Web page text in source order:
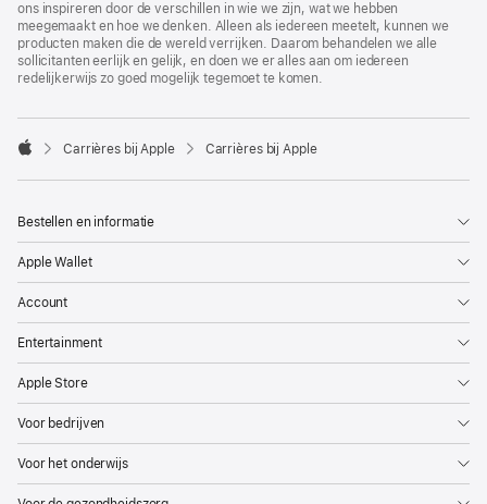
ons inspireren door de verschillen in wie we zijn, wat we hebben
meegemaakt en hoe we denken. Alleen als iedereen meetelt, kunnen we
producten maken die de wereld verrijken. Daarom behandelen we alle
sollicitanten eerlijk en gelijk, en doen we er alles aan om iedereen
redelijkerwijs zo goed mogelijk tegemoet te komen.

Carrières bij Apple Carrières bij Apple
Bestellen en informatie
Apple Wallet
Account
Entertainment
Apple Store
Voor bedrijven
Voor het onderwijs